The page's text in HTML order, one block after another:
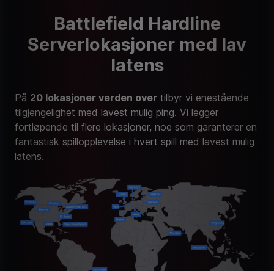
Battlefield Hardline
Serverlokasjoner med lav
latens
tilgjengelighet med lavest mulig ping. Vi legger
fortløpende til flere lokasjoner, noe som garanterer en
fantastisk spillopplevelse i hvert spill med lavest mulig
latens.